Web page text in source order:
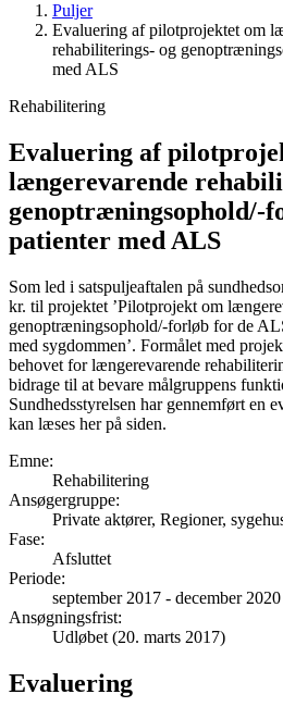
Puljer
Evaluering af pilotprojektet om
rehabiliterings- og
med ALS
Rehabilitering
Evaluering af
længerevarende
genoptræningsophold/-
patienter med ALS
Som led i satspuljeaftalen på
kr. til projektet ’Pilotprojekt om
genoptræningsophold/-forløb for de
med sygdommen’. Formålet med
behovet for længerevarende
bidrage til at bevare målgruppens
Sundhedsstyrelsen har gennemført en
kan læses her på siden.
Emne:
Rehabilitering
Ansøgergruppe:
Private aktører, Regioner,
Fase:
Afsluttet
Periode:
september 2017 - december 2020
Ansøgningsfrist:
Udløbet (20. marts 2017)
Evaluering